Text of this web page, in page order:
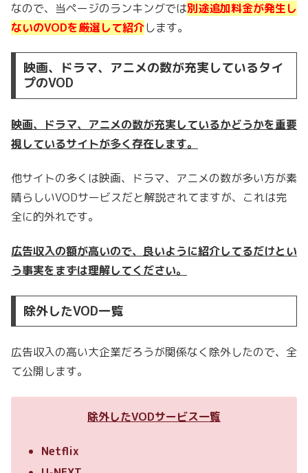
なので、当ページのランキングでは別途追加料金が発生し
ないのVODを厳選して紹介します。
映画、ドラマ、アニメの数が充実しているタイ
プのVOD
映画、ドラマ、アニメの数が充実しているかどうかを重要
視しているサイトが多く存在します。
他サイトの多くは映画、ドラマ、アニメの数が多い方が素
晴らしいVODサービスだと解説されてますが、これは完
全に的外れです。
広告収入の額が高いので、良いように紹介してるだけとい
う事実をまずは理解してください。
除外したVOD一覧
広告収入の高い大企業だろうが関係なく除外したので、全
て公開します。
除外したVODサービス一覧
Netflix